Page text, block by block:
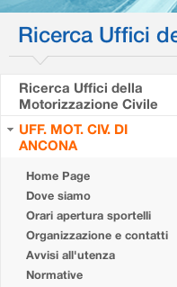
Ricerca Uffici
Ricerca Uffici della
Motorizzazione Civile
UFF. MOT. CIV. DI
ANCONA
Home Page
Dove siamo
Orari apertura sportelli
Organizzazione e contatti
Avvisi all'utenza
Normative